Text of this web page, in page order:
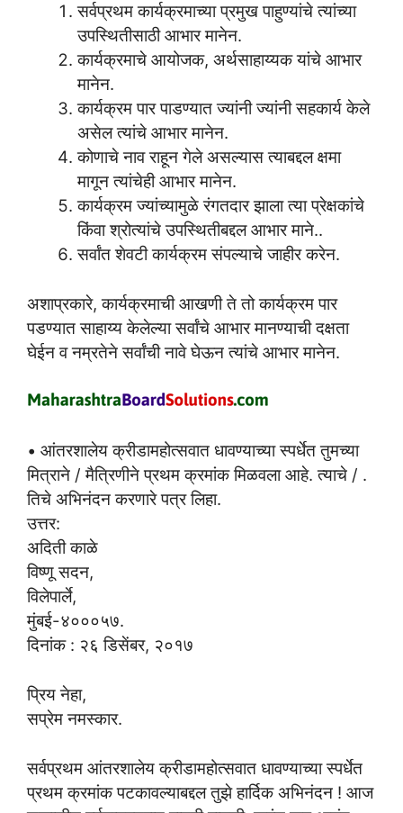
सर्वप्रथम कार्यक्रमाच्या प्रमुख पाहुण्यांचे त्यांच्या
उपस्थितीसाठी आभार मानेन.
कार्यक्रमाचे आयोजक, अर्थसाहाय्यक यांचे आभार
मानेन.
कार्यक्रम पार पाडण्यात ज्यांनी ज्यांनी सहकार्य केले
असेल त्यांचे आभार मानेन.
कोणाचे नाव राहून गेले असल्यास त्याबद्दल क्षमा
मागून त्यांचेही आभार मानेन.
कार्यक्रम ज्यांच्यामुळे रंगतदार झाला त्या प्रेक्षकांचे
किंवा श्रोत्यांचे उपस्थितीबद्दल आभार माने..
सर्वांत शेवटी कार्यक्रम संपल्याचे जाहीर करेन.
अशाप्रकारे, कार्यक्रमाची आखणी ते तो कार्यक्रम पार
पडण्यात साहाय्य केलेल्या सर्वांचे आभार मानण्याची दक्षता
घेईन व नम्रतेने सर्वांची नावे घेऊन त्यांचे आभार मानेन.
• आंतरशालेय क्रीडामहोत्सवात धावण्याच्या स्पर्धेत तुमच्या
मित्राने / मैत्रिणीने प्रथम क्रमांक मिळवला आहे. त्याचे / .
तिचे अभिनंदन करणारे पत्र लिहा.
उत्तर:
अदिती काळे
विष्णू सदन,
विलेपार्ले,
मुंबई-४०००५७.
दिनांक : २६ डिसेंबर, २०१७
प्रिय नेहा,
सप्रेम नमस्कार.
सर्वप्रथम आंतरशालेय क्रीडामहोत्सवात धावण्याच्या स्पर्धेत
प्रथम क्रमांक पटकावल्याबद्दल तुझे हार्दिक अभिनंदन ! आज